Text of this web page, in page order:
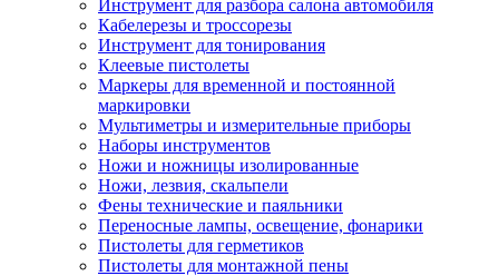
Инструмент для разбора салона автомобиля
Кабелерезы и троссорезы
Инструмент для тонирования
Клеевые пистолеты
Маркеры для временной и постоянной
маркировки
Мультиметры и измерительные приборы
Наборы инструментов
Ножи и ножницы изолированные
Ножи, лезвия, скальпели
Фены технические и паяльники
Переносные лампы, освещение, фонарики
Пистолеты для герметиков
Пистолеты для монтажной пены